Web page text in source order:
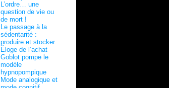
L’ordre… une
question de vie ou
de mort !
Le passage à la
sédentarité :
produire et stocker
Éloge de l’achat
Goblot pompe le
modèle
hypnopompique
Mode analogique et